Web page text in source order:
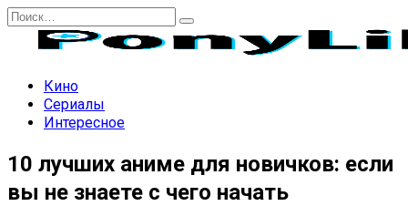
Перейти
содержанию
Search
Кино
Сериалы
Интересное
10 лучших аниме для новичков: если
вы не знаете с чего начать